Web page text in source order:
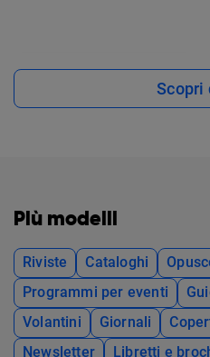
Scopri
Più modelli
Riviste Cataloghi
Programmi per eventi
Volantini
Giornali
Newsletter
Libretti e